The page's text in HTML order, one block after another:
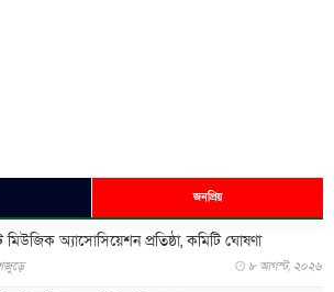
জনপ্রিয়
মিউজিক অ্যাসোসিয়েশন প্রতিষ্ঠা, কমিটি ঘোষণা
৮ আগস্ট, ২০২৬